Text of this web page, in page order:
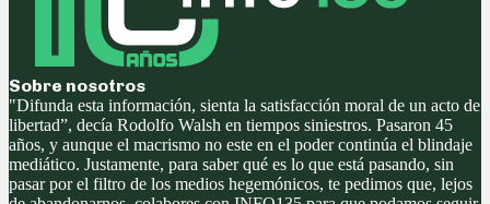
Sobre nosotros
"Difunda esta información, sienta la satisfacción moral de un acto de
libertad”, decía Rodolfo Walsh en tiempos siniestros. Pasaron 45
años, y aunque el macrismo no este en el poder continúa el blindaje
mediático. Justamente, para saber qué es lo que está pasando, sin
pasar por el filtro de los medios hegemónicos, te pedimos que, lejos